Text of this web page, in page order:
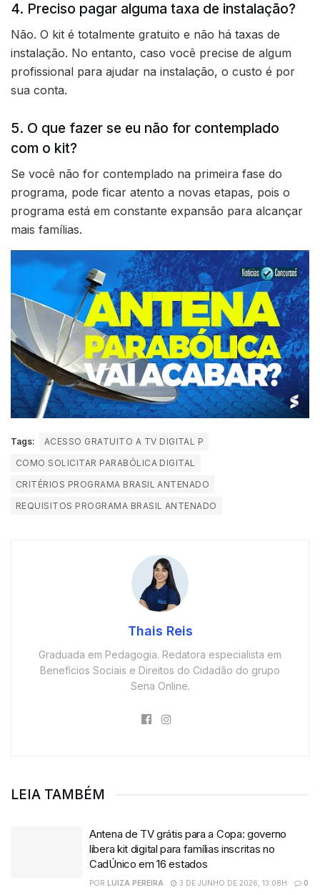
4. Preciso pagar alguma taxa de instalação?
Não. O kit é totalmente gratuito e não há taxas de
instalação. No entanto, caso você precise de algum
profissional para ajudar na instalação, o custo é por
sua conta.
5. O que fazer se eu não for contemplado
com o kit?
Se você não for contemplado na primeira fase do
programa, pode ficar atento a novas etapas, pois o
programa está em constante expansão para alcançar
mais famílias.
Tags:
ACESSO GRATUITO A TV DIGITAL P
COMO SOLICITAR PARABÓLICA DIGITAL
CRITÉRIOS PROGRAMA BRASIL ANTENADO
REQUISITOS PROGRAMA BRASIL ANTENADO
Thais Reis
Graduada em Pedagogia. Redatora especialista em
Benefícios Sociais e Direitos do Cidadão do grupo
Sena Online.
LEIA TAMBÉM
Antena de TV grátis para a Copa: governo
libera kit digital para famílias inscritas no
CadÚnico em 16 estados
POR LUIZA PEREIRA 3 DE JUNHO DE 2026, 13:08H 0